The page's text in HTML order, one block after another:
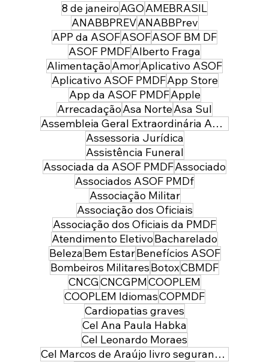
8 de janeiroAGOAMEBRASIL
ANABBPREVANABBPrev
APP da ASOFASOFASOF BM DF
ASOF PMDFAlberto Fraga
AlimentaçãoAmorAplicativo ASOF
Aplicativo ASOF PMDFApp Store
App da ASOF PMDFApple
ArrecadaçãoAsa NorteAsa Sul
Assembleia Geral Extraordinária ASOF PMDF
Assessoria Jurídica
Assistência Funeral
Associada da ASOF PMDFAssociado
Associados ASOF PMDf
Associação Militar
Associação dos Oficiais
Associação dos Oficiais da PMDF
Atendimento EletivoBacharelado
BelezaBem EstarBenefícios ASOF
Bombeiros MilitaresBotoxCBMDF
CNCGCNCGPMCOOPLEM
COOPLEM IdiomasCOPMDF
Cardiopatias graves
Cel Ana Paula Habka
Cel Leonardo Moraes
Cel Marcos de Araújo livro segurança pública
43 anos depois da sua entrada, temos
uma PMDF mais forte, moderna e
preparada para servir à sociedade:
parabéns policial militar feminina!